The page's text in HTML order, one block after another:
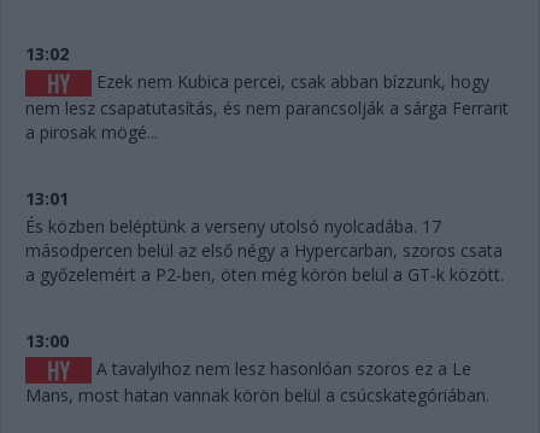
13:02
Ezek nem Kubica percei, csak abban bízzunk, hogy
nem lesz csapatutasítás, és nem parancsolják a sárga Ferrarit
a pirosak mögé...
13:01
És közben beléptünk a verseny utolsó nyolcadába. 17
másodpercen belül az első négy a Hypercarban, szoros csata
a győzelemért a P2-ben, öten még körön belül a GT-k között.
13:00
A tavalyihoz nem lesz hasonlóan szoros ez a Le
Mans, most hatan vannak körön belül a csúcskategóriában.